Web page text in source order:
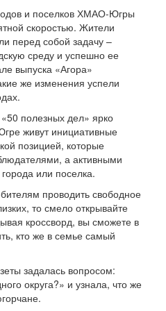
и поселков ХМАО-Югры
скоростью. Жители
перед собой задачу –
среду и успешно ее
выпуска «Агора»
же изменения успели
полезных дел» ярко
живут инициативные
позицией, которые
а активными
или поселка.
проводить свободное
то смело открывайте
кроссворд, вы сможете в
кто же в семье самый
задалась вопросом:
округа?» и узнала, что же